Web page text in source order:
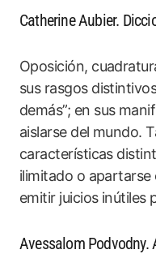
Catherine Aubier.
Oposición,
sus rasgos
demás”; en sus
aislarse del mundo.
características
ilimitado o apartarse
emitir juicios inútiles
Avessalom Podvodny.